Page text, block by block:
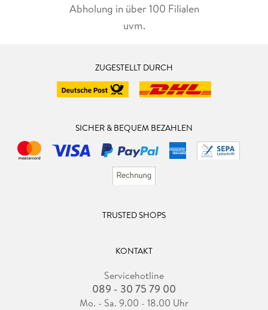
Abholung in über 100 Filialen
uvm.
ZUGESTELLT DURCH
SICHER & BEQUEM BEZAHLEN
TRUSTED SHOPS
KONTAKT
Servicehotline
089 - 30 75 79 00
Mo. - Sa. 9.00 - 18.00 Uhr